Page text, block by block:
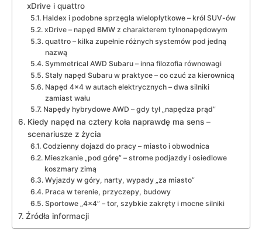
xDrive i quattro
Haldex i podobne sprzęgła wielopłytkowe – król SUV-ów
xDrive – napęd BMW z charakterem tylnonapędowym
quattro – kilka zupełnie różnych systemów pod jedną
nazwą
Symmetrical AWD Subaru – inna filozofia równowagi
Stały napęd Subaru w praktyce – co czuć za kierownicą
Napęd 4×4 w autach elektrycznych – dwa silniki
zamiast wału
Napędy hybrydowe AWD – gdy tył „napędza prąd”
Kiedy napęd na cztery koła naprawdę ma sens –
scenariusze z życia
Codzienny dojazd do pracy – miasto i obwodnica
Mieszkanie „pod górę” – strome podjazdy i osiedlowe
koszmary zimą
Wyjazdy w góry, narty, wypady „za miasto”
Praca w terenie, przyczepy, budowy
Sportowe „4×4” – tor, szybkie zakręty i mocne silniki
Źródła informacji